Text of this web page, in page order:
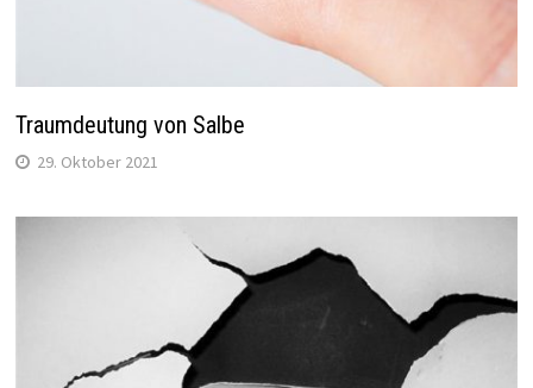
Traumdeutung von Salbe
29. Oktober 2021